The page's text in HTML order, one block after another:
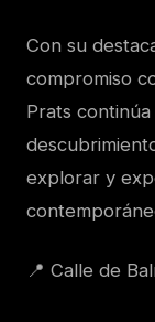
Con su
compromiso
Prats
explorar y
📍 Calle de